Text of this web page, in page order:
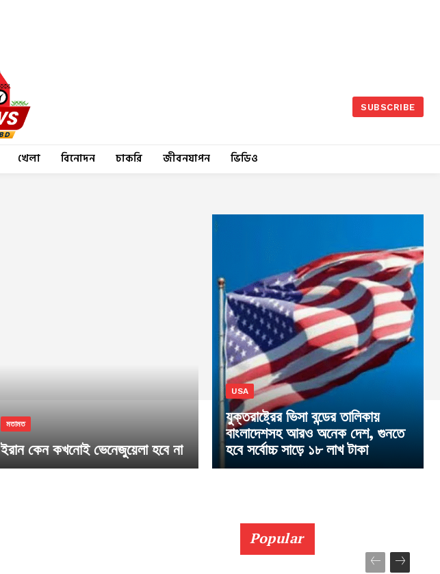
SUBSCRIBE
খেলা বিনোদন চাকরি জীবনযাপন ভিডিও
মতামত
ইরান কেন কখনোই ভেনেজুয়েলা হবে না
USA
যুক্তরাষ্ট্রের ভিসা বন্ডের তালিকায়
বাংলাদেশসহ আরও অনেক দেশ, গুনতে
হবে সর্বোচ্চ সাড়ে ১৮ লাখ টাকা
Popular